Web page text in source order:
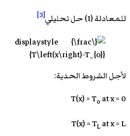
للمعادلة (1) حل تحليلي [3]
لأجل الشروط الحدية:
T(x) = To at x = 0
T(x) = TLat x = L